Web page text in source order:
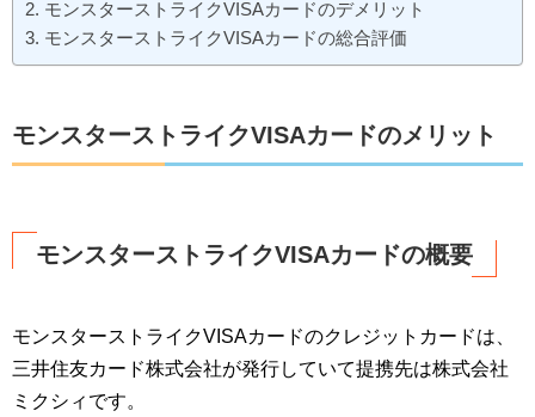
モンスターストライクVISAカードのデメリット
モンスターストライクVISAカードの総合評価
モンスターストライクVISAカードのメリット
モンスターストライクVISAカードの概要
モンスターストライクVISAカードのクレジットカードは、
三井住友カード株式会社が発行していて提携先は株式会社
ミクシィです。